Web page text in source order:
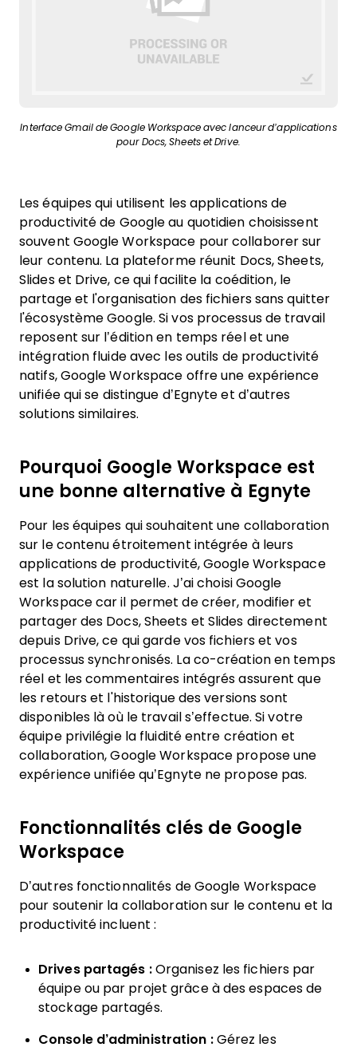
Interface Gmail de Google Workspace avec lanceur d’applications
pour Docs, Sheets et Drive.
Les équipes qui utilisent les applications de
productivité de Google au quotidien choisissent
souvent Google Workspace pour collaborer sur
leur contenu. La plateforme réunit Docs, Sheets,
Slides et Drive, ce qui facilite la coédition, le
partage et l'organisation des fichiers sans quitter
l'écosystème Google. Si vos processus de travail
reposent sur l’édition en temps réel et une
intégration fluide avec les outils de productivité
natifs, Google Workspace offre une expérience
unifiée qui se distingue d’Egnyte et d’autres
solutions similaires.
Pourquoi Google Workspace est
une bonne alternative à Egnyte
Pour les équipes qui souhaitent une collaboration
sur le contenu étroitement intégrée à leurs
applications de productivité, Google Workspace
est la solution naturelle. J’ai choisi Google
Workspace car il permet de créer, modifier et
partager des Docs, Sheets et Slides directement
depuis Drive, ce qui garde vos fichiers et vos
processus synchronisés. La co-création en temps
réel et les commentaires intégrés assurent que
les retours et l'historique des versions sont
disponibles là où le travail s’effectue. Si votre
équipe privilégie la fluidité entre création et
collaboration, Google Workspace propose une
expérience unifiée qu’Egnyte ne propose pas.
Fonctionnalités clés de Google
Workspace
D’autres fonctionnalités de Google Workspace
pour soutenir la collaboration sur le contenu et la
productivité incluent :
Drives partagés :Organisez les fichiers par
équipe ou par projet grâce à des espaces de
stockage partagés.
Console d’administration :Gérez les